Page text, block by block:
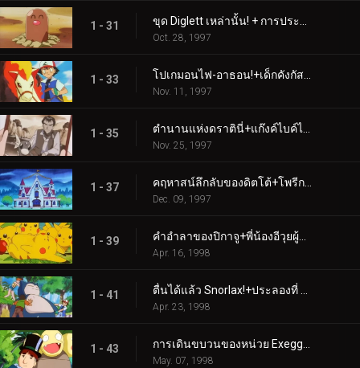
1 - 31
Oct. 28, 1997
1 - 33
Nov. 11, 1997
1 - 35
Nov. 25, 1997
1 - 37
Dec. 09, 1997
1 - 39
Apr. 16, 1998
1 - 41
Apr. 23, 1998
1 - 43
May. 07, 1998